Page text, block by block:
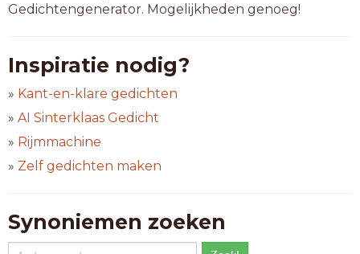
Gedichtengenerator. Mogelijkheden genoeg!
Inspiratie nodig?
» Kant-en-klare gedichten
» AI Sinterklaas Gedicht
» Rijmmachine
» Zelf gedichten maken
Synoniemen zoeken